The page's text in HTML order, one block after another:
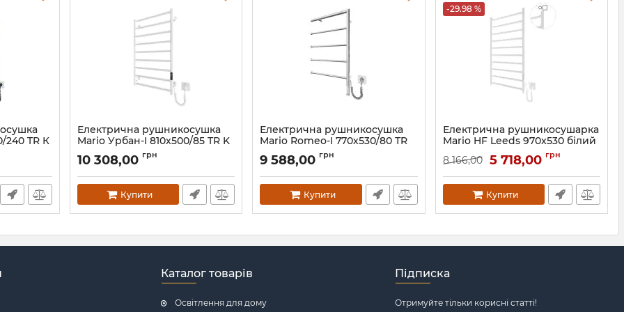
240 TR К
Електрична рушникосушка
Mario Урбан-I 810x500/85 TR K
2.0 білий глянець
Артикул:2.3.8300.10.Р-WG
10 308,00 грн
Купити
Електрична рушникосушка
Mario Romeo-І 770х530/80 ТR
правий чорний мат
Артикул:2.3.8500.10.P-BM
9 588,00 грн
Купити
-29.98 %
Електрична рушникосушарка
Mario HF Leeds 970x530 білий
Артикул:6.1.0804.06.WM
8 166,00 5 718,00 грн
Купити
Каталог товарів
Освітлення для дому
Підписка
Отримуйте тільки корисні статті!